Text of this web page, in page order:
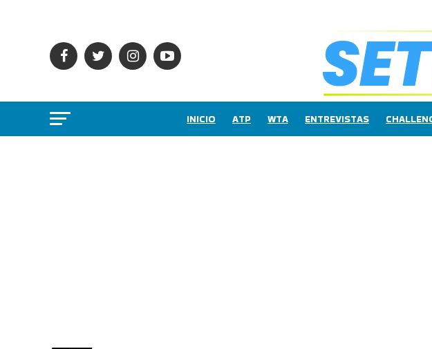
INICIO ATP WTA ENTREVISTAS